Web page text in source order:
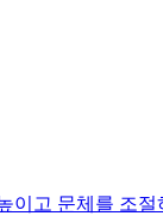
이고 문체를 조절